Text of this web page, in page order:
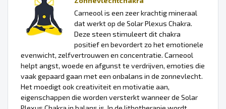
Carneool is een zeer krachtig mineraal
dat werkt op de Solar Plexus Chakra.
Deze steen stimuleert dit chakra
positief en bevordert zo het emotionele
evenwicht, zelfvertrouwen en concentratie. Carneool
helpt angst, woede en afgunst te verdrijven, emoties die
vaak gepaard gaan met een onbalans in de zonnevlecht.
Het moedigt ook creativiteit en motivatie aan,
eigenschappen die worden versterkt wanneer de Solar